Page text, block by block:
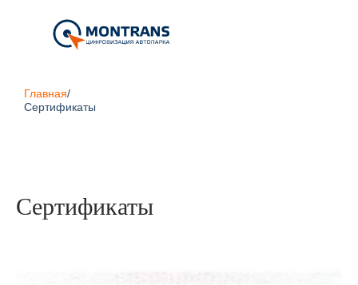
Главная/
Сертификаты
Сертификаты